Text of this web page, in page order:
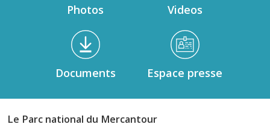
Photos Videos
Documents Espace presse
Le Parc national du Mercantour